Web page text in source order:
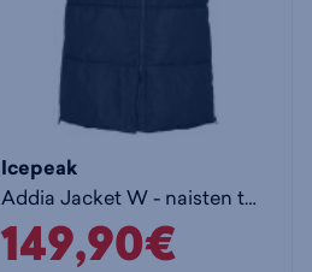
Icepeak
Addia Jacket W - naisten toppatakki
149,90€